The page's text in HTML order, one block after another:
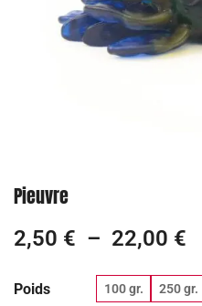
Pieuvre
2,50 € – 22,00 €
Poids 100 gr. 250 gr.